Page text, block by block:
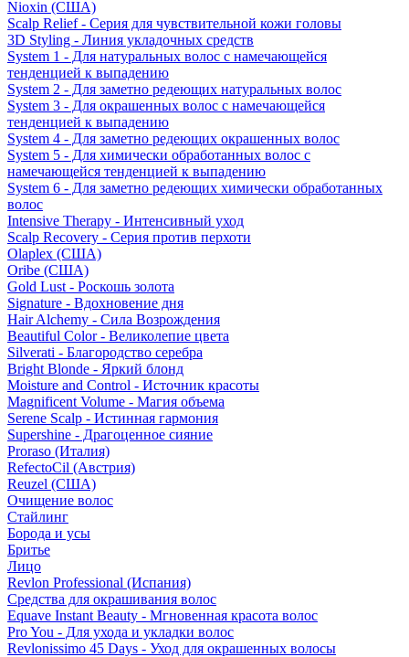
Nioxin (США)
Scalp Relief - Серия для чувствительной кожи головы
3D Styling - Линия укладочных средств
System 1 - Для натуральных волос с намечающейся
тенденцией к выпадению
System 2 - Для заметно редеющих натуральных волос
System 3 - Для окрашенных волос с намечающейся
тенденцией к выпадению
System 4 - Для заметно редеющих окрашенных волос
System 5 - Для химически обработанных волос с
намечающейся тенденцией к выпадению
System 6 - Для заметно редеющих химически обработанных
волос
Intensive Therapy - Интенсивный уход
Scalp Recovery - Серия против перхоти
Olaplex (США)
Oribe (США)
Gold Lust - Роскошь золота
Signature - Вдохновение дня
Hair Alchemy - Сила Возрождения
Beautiful Color - Великолепие цвета
Silverati - Благородство серебра
Bright Blonde - Яркий блонд
Moisture and Control - Источник красоты
Magnificent Volume - Магия объема
Serene Scalp - Истинная гармония
Supershine - Драгоценное сияние
Proraso (Италия)
RefectoCil (Австрия)
Reuzel (США)
Очищение волос
Стайлинг
Борода и усы
Бритье
Лицо
Revlon Professional (Испания)
Средства для окрашивания волос
Equave Instant Beauty - Мгновенная красота волос
Pro You - Для ухода и укладки волос
Revlonissimo 45 Days - Уход для окрашенных волосы